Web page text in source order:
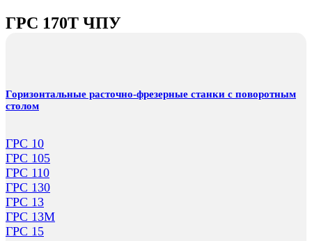
ГРС 170Т ЧПУ
Горизонтальные расточно-фрезерные станки с поворотным
столом
ГРС 10
ГРС 105
ГРС 110
ГРС 130
ГРС 13
ГРС 13М
ГРС 15